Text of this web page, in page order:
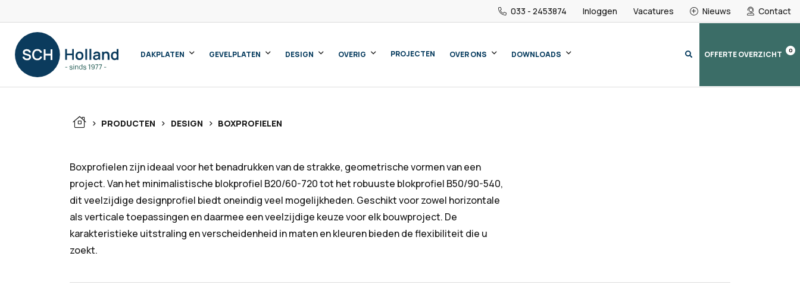
033 - 2453874 Inloggen Vacatures Nieuws Contact
DAKPLATEN GEVELPLATEN DESIGN OVERIG PROJECTEN OVER ONS DOWNLOADS OFFERTE OVERZICHT 0
> PRODUCTEN > DESIGN > BOXPROFIELEN
Boxprofielen zijn ideaal voor het benadrukken van de strakke, geometrische vormen van een
project. Van het minimalistische blokprofiel B20/60-720 tot het robuuste blokprofiel B50/90-540,
dit veelzijdige designprofiel biedt oneindig veel mogelijkheden. Geschikt voor zowel horizontale
als verticale toepassingen en daarmee een veelzijdige keuze voor elk bouwproject. De
karakteristieke uitstraling en verscheidenheid in maten en kleuren bieden de flexibiliteit die u
zoekt.